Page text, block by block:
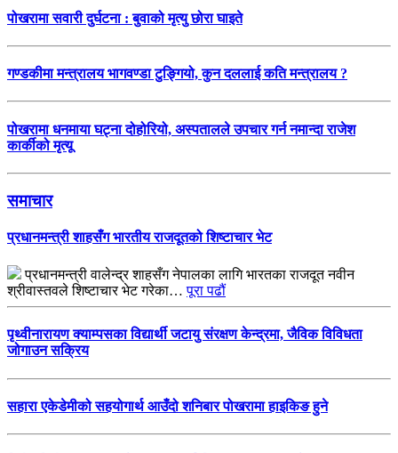
पोखरामा सवारी दुर्घटना : बुवाको मृत्यु छोरा घाइते
गण्डकीमा मन्त्रालय भागवण्डा टुङ्गियो, कुन दललाई कति मन्त्रालय ?
पोखरामा धनमाया घट्ना दोहोरियो, अस्पतालले उपचार गर्न नमान्दा राजेश
कार्कीको मृत्यू
समाचार
प्रधानमन्त्री शाहसँग भारतीय राजदूतको शिष्टाचार भेट
प्रधानमन्त्री वालेन्द्र शाहसँग नेपालका लागि भारतका राजदूत नवीन
श्रीवास्तवले शिष्टाचार भेट गरेका…पूरा पढौं
पृथ्वीनारायण क्याम्पसका विद्यार्थी जटायु संरक्षण केन्द्रमा, जैविक विविधता
जोगाउन सक्रिय
सहारा एकेडेमीको सहयोगार्थ आउँदो शनिबार पोखरामा हाइकिङ हुने